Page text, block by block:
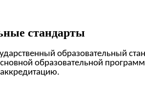
стандарты
образовательный
образовательной